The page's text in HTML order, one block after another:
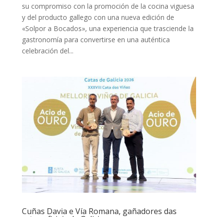
su compromiso con la promoción de la cocina viguesa
y del producto gallego con una nueva edición de
«Solpor a Bocados», una experiencia que trasciende la
gastronomía para convertirse en una auténtica
celebración del...
Cuñas Davia e Vía Romana, gañadores das